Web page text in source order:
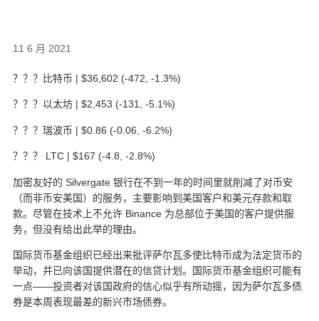
11 6 月 2021
？？？比特币 | $36,602 (-472, -1.3%)
？？？以太坊 | $2,453 (-131, -5.1%)
？？？瑞波币 | $0.86 (-0.06, -6.2%)
？？？ LTC | $167 (-4.8, -2.8%)
加密友好的 Silvergate 银行在不到一年的时间里就削减了对币安
（而非币安美国）的服务，主要影响到美国客户和美元存款和取
款。尽管在技术上不允许 Binance 为总部位于美国的客户提供服
务，但没有给出此举的理由。
国际货币基金组织已经出来批评萨尔瓦多使比特币成为法定货币的
举动，并已向该国提供潜在的信贷计划。国际货币基金组织可能有
一点——投资者对该国政府的信心似乎有所动摇，因为萨尔瓦多债
券是本周表现最差的新兴市场债券。